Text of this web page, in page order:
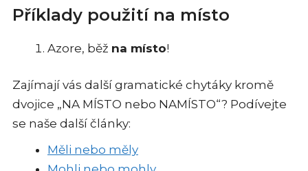
Příklady použití na místo
Azore, běž na místo!
Zajímají vás další gramatické chytáky kromě
dvojice „NA MÍSTO nebo NAMÍSTO“? Podívejte
se naše další články:
Měli nebo měly